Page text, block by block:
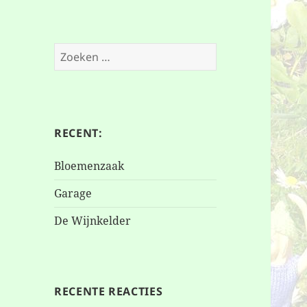
Zoeken
naar:
RECENT:
Bloemenzaak
Garage
De Wijnkelder
RECENTE REACTIES